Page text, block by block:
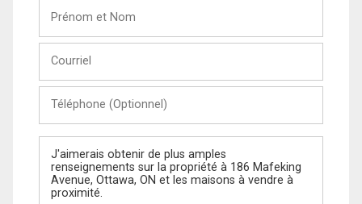
Nom
(Optionnel)
Message